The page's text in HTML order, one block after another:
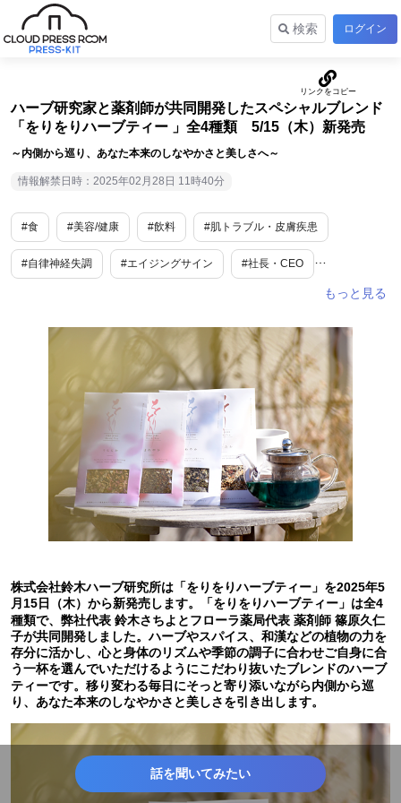
検索 ログイン
ハーブ研究家と薬剤師が共同開発したスペシャルブレンド
「をりをりハーブティー 」全4種類 5/15（木）新発売
～内側から巡り、あなた本来のしなやかさと美しさへ～
情報解禁日時：2025年02月28日 11時40分
#食 #美容/健康 #飲料 #肌トラブル・皮膚疾患
#自律神経失調 #エイジングサイン #社長・CEO
株式会社鈴木ハーブ研究所は「をりをりハーブティー」を2025年5
月15日（木）から新発売します。「をりをりハーブティー」は全4
種類で、弊社代表 鈴木さちよとフローラ薬局代表 薬剤師 篠原久仁
子が共同開発しました。ハーブやスパイス、和漢などの植物の力を
存分に活かし、心と身体のリズムや季節の調子に合わせご自身に合
う一杯を選んでいただけるようにこだわり抜いたブレンドのハーブ
ティーです。移り変わる毎日にそっと寄り添いながら内側から巡
り、あなた本来のしなやかさと美しさを引き出します。
話を聞いてみたい